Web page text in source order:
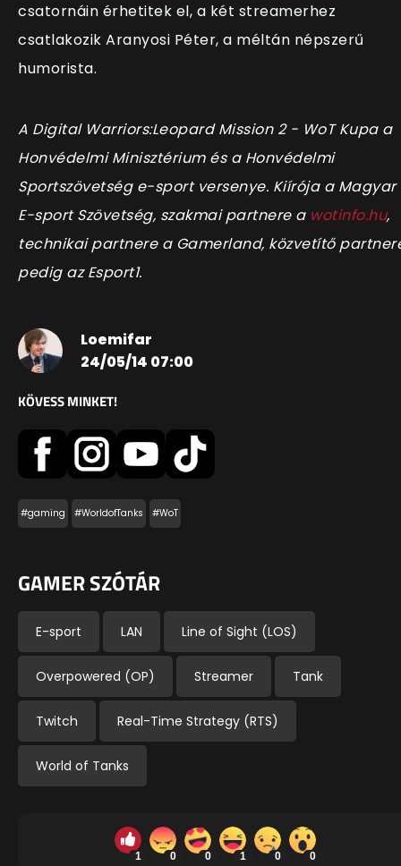
csatornáin érhetitek el, a két streamerhez
csatlakozik Aranyosi Péter, a méltán népszerű
humorista.
A Digital Warriors:Leopard Mission 2 - WoT Kupa a
Honvédelmi Minisztérium és a Honvédelmi
Sportszövetség e-sport versenye. Kiírója a Magyar
E-sport Szövetség, szakmai partnere a wotinfo.hu,
technikai partnere a Gamerland, közvetítő
pedig az Esport1.
Loemifar
24/05/14 07:00
KÖVESS MINKET!
#gaming #WorldofTanks #WoT
GAMER SZÓTÁR
E-sport LAN Line of Sight (LOS)
Overpowered (OP) Streamer Tank
Twitch Real-Time Strategy (RTS)
World of Tanks
1 0 0 1 0 0